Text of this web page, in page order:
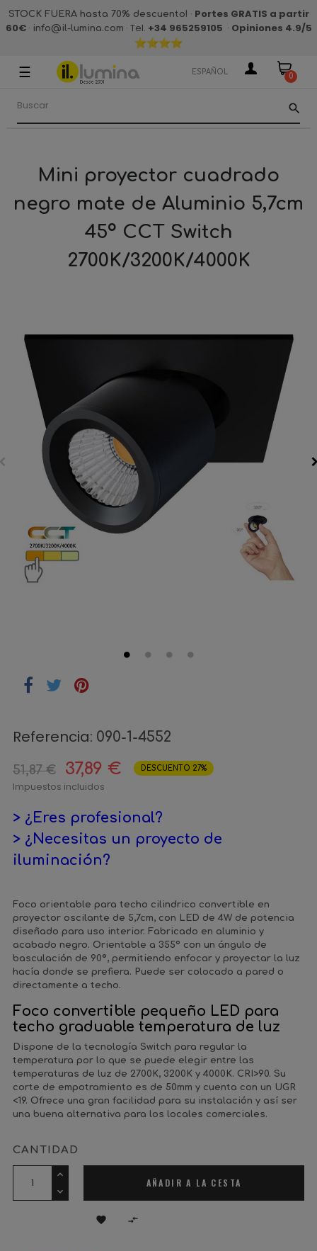
STOCK FUERA hasta 70% descuento! · Portes GRATIS a partir
60€· info@il-lumina.com · Tel. +34 965259105 · Opiniones 4.9/5
Navegación
palanca
☰ ESPAÑOL 0
search
Mini proyector cuadrado
negro mate de Aluminio 5,7cm
45º CCT Switch
2700K/3200K/4000K
Referencia: 090-1-4552
51,87 € 37,89 € DESCUENTO 27%
Impuestos incluidos
> ¿Eres profesional?
> ¿Necesitas un proyecto de
iluminación?
Foco orientable para techo cilindrico convertible en
proyector oscilante de 5,7cm, con LED de 4W de potencia
diseñado para uso interior. Fabricado en aluminio y
acabado negro. Orientable a 355º con un ángulo de
basculación de 90º, permitiendo enfocar y proyectar la luz
hacía donde se prefiera. Puede ser colocado a pared o
directamente a techo.
Foco convertible pequeño LED para
techo graduable temperatura de luz
Dispone de la tecnología Switch para regular la
temperatura por lo que se puede elegir entre las
temperaturas de luz de 2700K, 3200K y 4000K. CRI>90. Su
corte de empotramiento es de 50mm y cuenta con un UGR
<19. Ofrece una gran facilidad para su instalación y así ser
una buena alternativa para los locales comerciales.
CANTIDAD
AÑADIR A LA CESTA
 